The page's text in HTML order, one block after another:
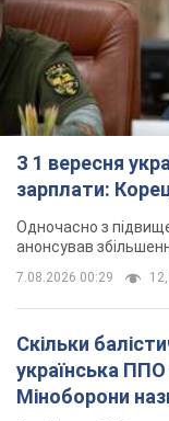
З 1 вересня
зарплати:
Одночасно з
анонсував
7.08.2026 00:29
Скільки
українська ППО
Міноборони